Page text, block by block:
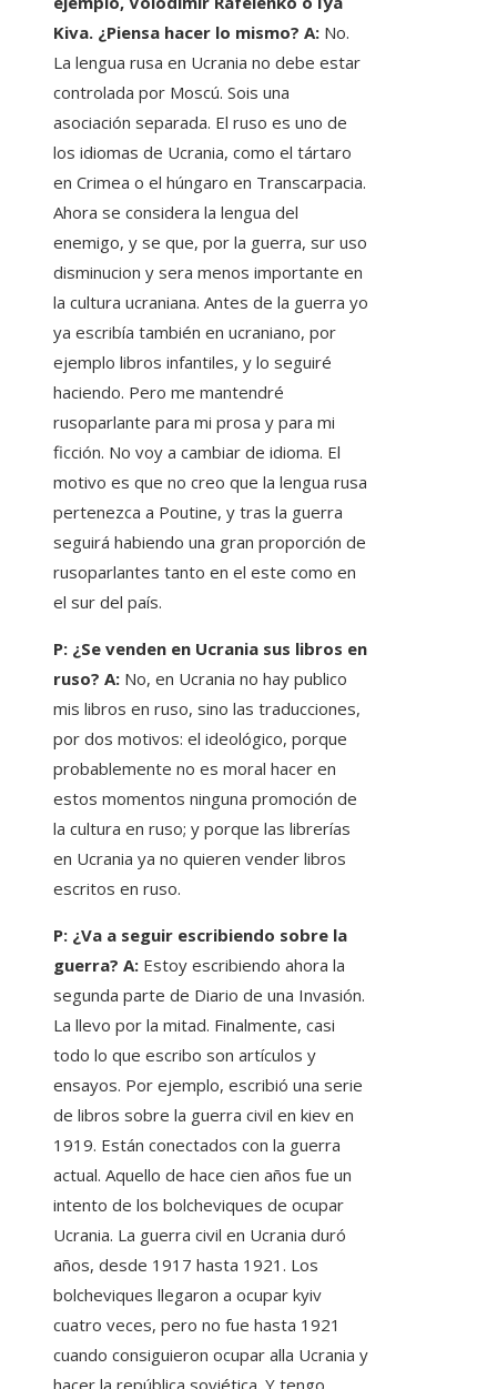
Kiva. ¿Piensa hacer lo mismo? A: No.
La lengua rusa en Ucrania no debe estar
controlada por Moscú. Sois una
asociación separada. El ruso es uno de
los idiomas de Ucrania, como el tártaro
en Crimea o el húngaro en Transcarpacia.
Ahora se considera la lengua del
enemigo, y se que, por la guerra, sur uso
disminucion y sera menos importante en
la cultura ucraniana. Antes de la guerra yo
ya escribía también en ucraniano, por
ejemplo libros infantiles, y lo seguiré
haciendo. Pero me mantendré
rusoparlante para mi prosa y para mi
ficción. No voy a cambiar de idioma. El
motivo es que no creo que la lengua rusa
pertenezca a Poutine, y tras la guerra
seguirá habiendo una gran proporción de
rusoparlantes tanto en el este como en
el sur del país.
P: ¿Se venden en Ucrania sus libros en
ruso? A: No, en Ucrania no hay publico
mis libros en ruso, sino las traducciones,
por dos motivos: el ideológico, porque
probablemente no es moral hacer en
estos momentos ninguna promoción de
la cultura en ruso; y porque las librerías
en Ucrania ya no quieren vender libros
escritos en ruso.
P: ¿Va a seguir escribiendo sobre la
guerra? A: Estoy escribiendo ahora la
segunda parte de Diario de una Invasión.
La llevo por la mitad. Finalmente, casi
todo lo que escribo son artículos y
ensayos. Por ejemplo, escribió una serie
de libros sobre la guerra civil en kiev en
1919. Están conectados con la guerra
actual. Aquello de hace cien años fue un
intento de los bolcheviques de ocupar
Ucrania. La guerra civil en Ucrania duró
años, desde 1917 hasta 1921. Los
bolcheviques llegaron a ocupar kyiv
cuatro veces, pero no fue hasta 1921
cuando consiguieron ocupar alla Ucrania y
hacer la república soviética. Y tengo